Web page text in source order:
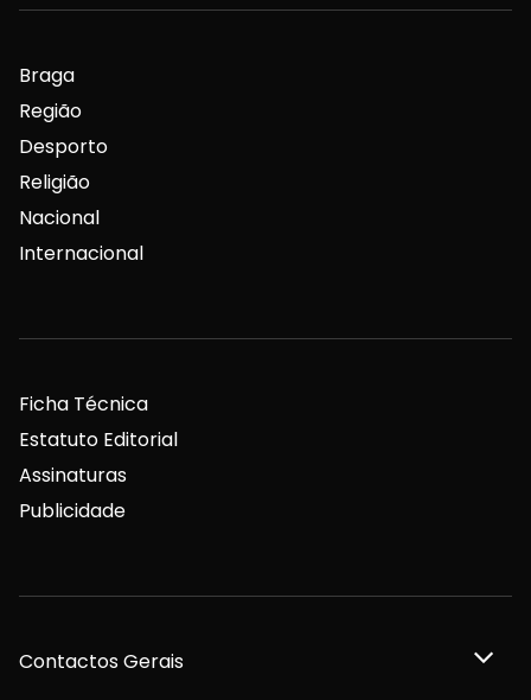
Braga
Região
Desporto
Religião
Nacional
Internacional
Ficha Técnica
Estatuto Editorial
Assinaturas
Publicidade
Contactos Gerais